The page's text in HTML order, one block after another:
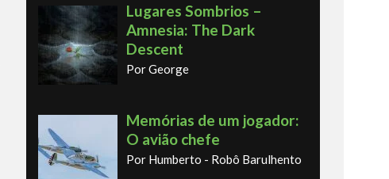
Lugares Sombrios –
Amnesia: The Dark
Descent
Por George
Memórias de um jogador:
O avião chefe
Por Humberto - Robô Barulhento